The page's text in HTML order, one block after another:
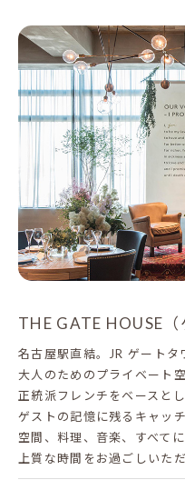
THE GATE HOUSE（
名古屋駅直結。JR ゲートタ
大人のためのプライベート空
正統派フレンチをベースとし
ゲストの記憶に残るキャッ
空間、料理、音楽、すべて
上質な時間をお過ごしいただ